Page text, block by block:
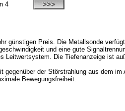
4
günstigen Preis. Die Metallsonde
und eine gute
Die Tiefenanzeige ist
der Störstrahlung aus dem
Bewegungsfreiheit.